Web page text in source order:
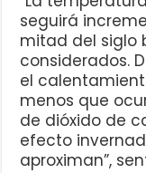
seguirá
mitad del siglo
considerados.
el
menos que
de dióxido de
efecto
aproximan”,